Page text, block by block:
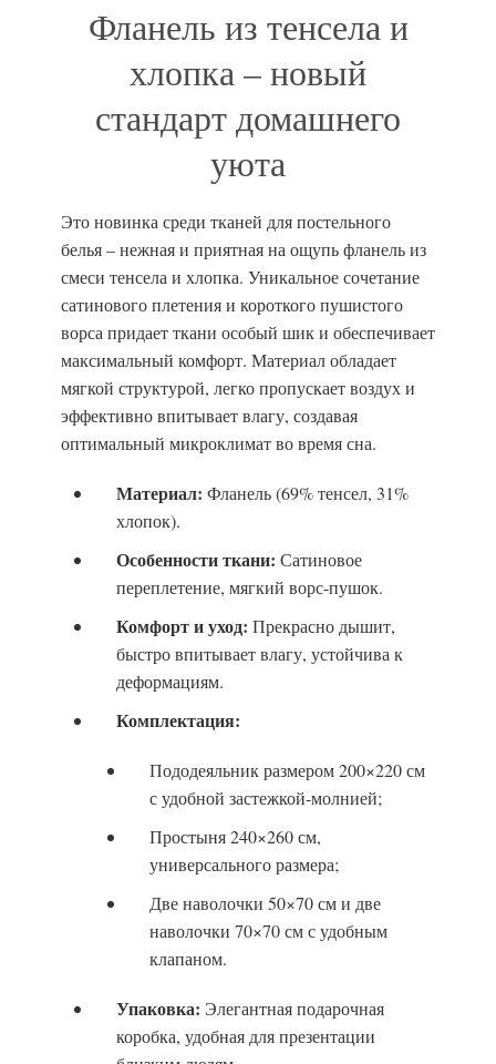
Фланель из тенсела и
хлопка – новый
стандарт домашнего
уюта
Это новинка среди тканей для постельного
белья – нежная и приятная на ощупь фланель из
смеси тенсела и хлопка. Уникальное сочетание
сатинового плетения и короткого пушистого
ворса придает ткани особый шик и обеспечивает
максимальный комфорт. Материал обладает
мягкой структурой, легко пропускает воздух и
эффективно впитывает влагу, создавая
оптимальный микроклимат во время сна.
Материал: Фланель (69% тенсел, 31%
хлопок).
Особенности ткани: Сатиновое
переплетение, мягкий ворс-пушок.
Комфорт и уход: Прекрасно дышит,
быстро впитывает влагу, устойчива к
деформациям.
Комплектация:
Пододеяльник размером 200×220 см
с удобной застежкой-молнией;
Простыня 240×260 см,
универсального размера;
Две наволочки 50×70 см и две
наволочки 70×70 см с удобным
клапаном.
Упаковка: Элегантная подарочная
коробка, удобная для презентации